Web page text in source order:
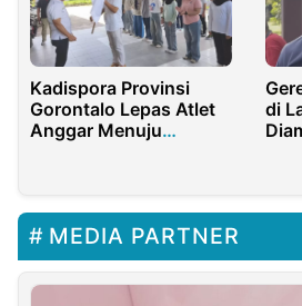
Kadispora Provinsi
Gorontalo Lepas Atlet
Anggar Menuju
di
MEDIA PARTNER